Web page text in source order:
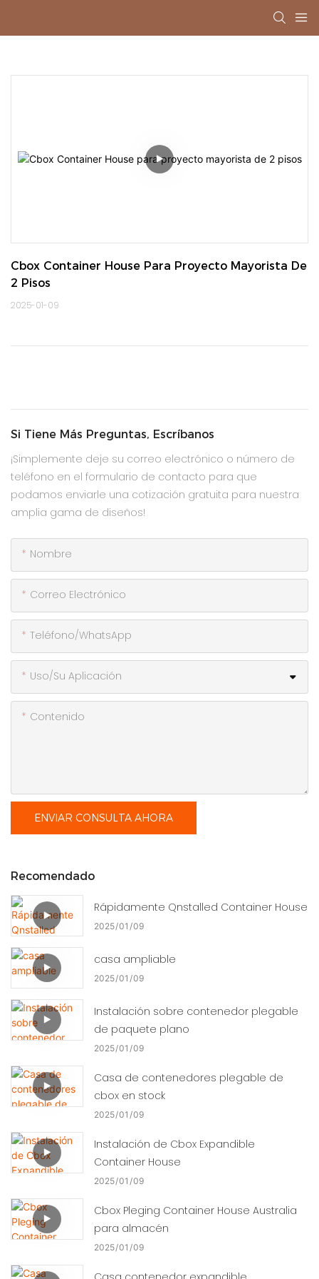
Cbox Container House Para Proyecto Mayorista De
2 Pisos
2025-01-09
Si Tiene Más Preguntas, Escríbanos
¡Simplemente deje su correo electrónico o número de
teléfono en el formulario de contacto para que
podamos enviarle una cotización gratuita para nuestra
amplia gama de diseños!
Nombre
Correo Electrónico
Teléfono/WhatsApp
Uso/Su Aplicación
Contenido
ENVIAR CONSULTA AHORA
Recomendado
Rápidamente Qnstalled Container House
2025 01 09
casa ampliable
2025 01 09
Instalación sobre contenedor plegable
de paquete plano
2025 01 09
Casa de contenedores plegable de
cbox en stock
2025 01 09
Instalación de Cbox Expandible
Container House
2025 01 09
Cbox Pleging Container House Australia
para almacén
2025 01 09